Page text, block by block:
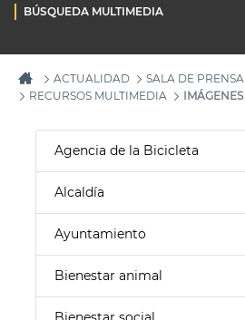
BÚSQUEDA MULTIMEDIA
ACTUALIDAD
SALA DE PRENSA
RECURSOS MULTIMEDIA
IMÁGENES
Agencia de la Bicicleta
Alcaldía
Ayuntamiento
Bienestar animal